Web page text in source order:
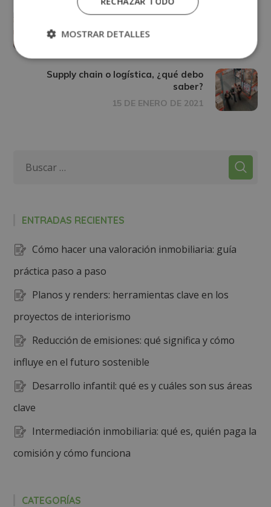
Emagister nos otorga el Sello Cum
Supply chain o logística, ¿qué debo
saber?
15 DE ENERO DE 2021
ENTRADAS RECIENTES
Cómo hacer una valoración inmobiliaria: guía
práctica paso a paso
Planos y renders: herramientas clave en los
proyectos de interiorismo
Reducción de emisiones: qué significa y cómo
influye en el futuro sostenible
Desarrollo infantil: qué es y cuáles son sus áreas
clave
Intermediación inmobiliaria: qué es, quién paga la
comisión y cómo funciona
CATEGORÍAS
MOSTRAR DETALLES